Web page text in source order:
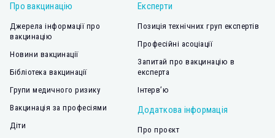
Про вакцинацію
Джерела інформації про
вакцинацію
Новини вакцинації
Бібліотека вакцинації
Групи медичного ризику
Вакцинація за професіями
Діти
Експерти
Позиція технічних груп експертів
Професійні асоціації
Запитай про вакцинацію в
експерта
Інтерв’ю
Додаткова інформація
Про проєкт